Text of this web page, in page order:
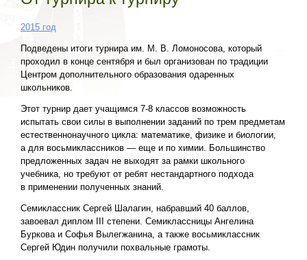
2015 год
Подведены итоги турнира им. М. В. Ломоносова, который
проходил в конце сентября и был организован по традиции
Центром дополнительного образования одаренных
школьников.
Этот турнир дает учащимся 7-8 классов возможность
испытать свои силы в выполнении заданий по трем предметам
естественнонаучного цикла: математике, физике и биологии,
а для восьмиклассников — еще и по химии. Большинство
предложенных задач не выходят за рамки школьного
учебника, но требуют от ребят нестандартного подхода
в применении полученных знаний.
Семиклассник Сергей Шалагин, набравший 40 баллов,
завоевал диплом
степени. Семиклассницы Ангелина
Буркова и Софья Вылегжанина, а также восьмиклассник
Сергей Юдин получили похвальные грамоты.